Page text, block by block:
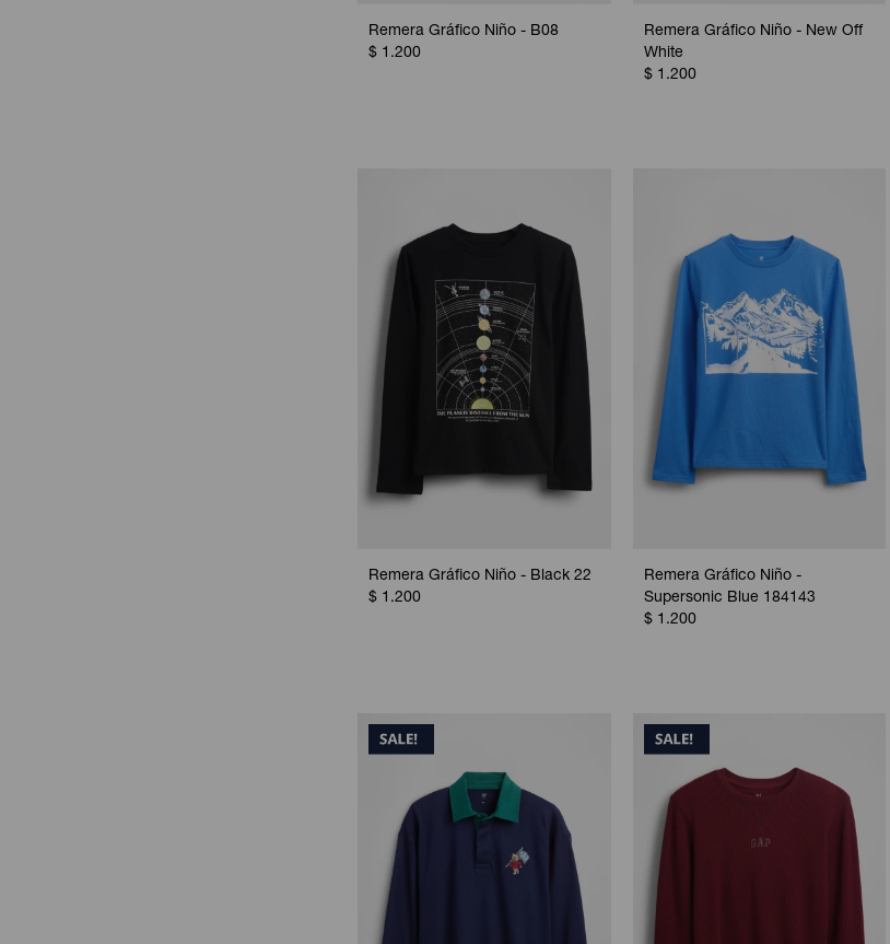
Remera Gráfico Niño - B08
$ 1.200
Remera Gráfico Niño - New Off
White
$ 1.200
Remera Gráfico Niño - Black 22
$ 1.200
Remera Gráfico Niño -
Supersonic Blue 184143
$ 1.200